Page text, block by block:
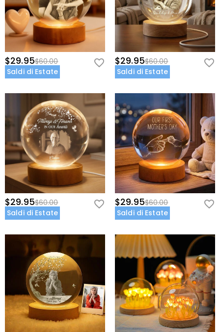
$29.95$60.00
Saldi di Estate
$29.95$60.00
Saldi di Estate
$29.95$60.00
Saldi di Estate
$29.95$60.00
Saldi di Estate